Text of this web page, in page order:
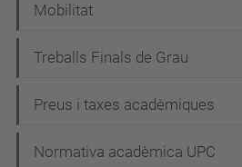
g
a
i
Mobilitat
Treballs Finals de Grau
Preus i taxes acadèmiques
Normativa acadèmica UPC